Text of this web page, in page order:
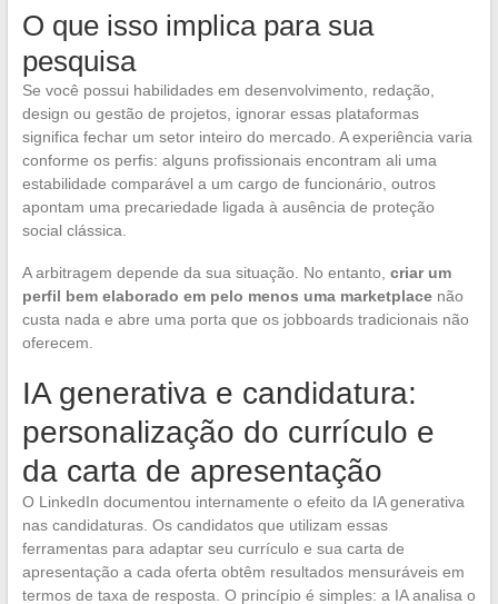
O que isso implica para sua
pesquisa
Se você possui habilidades em desenvolvimento, redação,
design ou gestão de projetos, ignorar essas plataformas
significa fechar um setor inteiro do mercado. A experiência varia
conforme os perfis: alguns profissionais encontram ali uma
estabilidade comparável a um cargo de funcionário, outros
apontam uma precariedade ligada à ausência de proteção
social clássica.
A arbitragem depende da sua situação. No entanto, criar um
perfil bem elaborado em pelo menos uma marketplacenão
custa nada e abre uma porta que os jobboards tradicionais não
oferecem.
IA generativa e candidatura:
personalização do currículo e
da carta de apresentação
O LinkedIn documentou internamente o efeito da IA generativa
nas candidaturas. Os candidatos que utilizam essas
ferramentas para adaptar seu currículo e sua carta de
apresentação a cada oferta obtêm resultados mensuráveis em
termos de taxa de resposta. O princípio é simples: a IA analisa o